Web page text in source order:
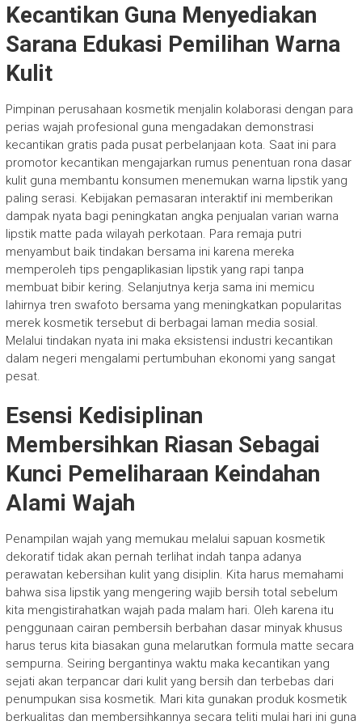
Kecantikan Guna Menyediakan
Sarana Edukasi Pemilihan Warna
Kulit
Pimpinan perusahaan kosmetik menjalin kolaborasi dengan para
perias wajah profesional guna mengadakan demonstrasi
kecantikan gratis pada pusat perbelanjaan kota. Saat ini para
promotor kecantikan mengajarkan rumus penentuan rona dasar
kulit guna membantu konsumen menemukan warna lipstik yang
paling serasi. Kebijakan pemasaran interaktif ini memberikan
dampak nyata bagi peningkatan angka penjualan varian warna
lipstik matte pada wilayah perkotaan. Para remaja putri
menyambut baik tindakan bersama ini karena mereka
memperoleh tips pengaplikasian lipstik yang rapi tanpa
membuat bibir kering. Selanjutnya kerja sama ini memicu
lahirnya tren swafoto bersama yang meningkatkan popularitas
merek kosmetik tersebut di berbagai laman media sosial.
Melalui tindakan nyata ini maka eksistensi industri kecantikan
dalam negeri mengalami pertumbuhan ekonomi yang sangat
pesat.
Esensi Kedisiplinan
Membersihkan Riasan Sebagai
Kunci Pemeliharaan Keindahan
Alami Wajah
Penampilan wajah yang memukau melalui sapuan kosmetik
dekoratif tidak akan pernah terlihat indah tanpa adanya
perawatan kebersihan kulit yang disiplin. Kita harus memahami
bahwa sisa lipstik yang mengering wajib bersih total sebelum
kita mengistirahatkan wajah pada malam hari. Oleh karena itu
penggunaan cairan pembersih berbahan dasar minyak khusus
harus terus kita biasakan guna melarutkan formula matte secara
sempurna. Seiring bergantinya waktu maka kecantikan yang
sejati akan terpancar dari kulit yang bersih dan terbebas dari
penumpukan sisa kosmetik. Mari kita gunakan produk kosmetik
berkualitas dan membersihkannya secara teliti mulai hari ini guna